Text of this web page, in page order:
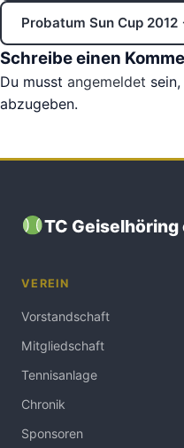
Probatum Sun Cup 2012
Schreibe einen
Du musst angemeldet
abzugeben.
TC Geiselhöring
VEREIN
Vorstandschaft
Mitgliedschaft
Tennisanlage
Chronik
Sponsoren